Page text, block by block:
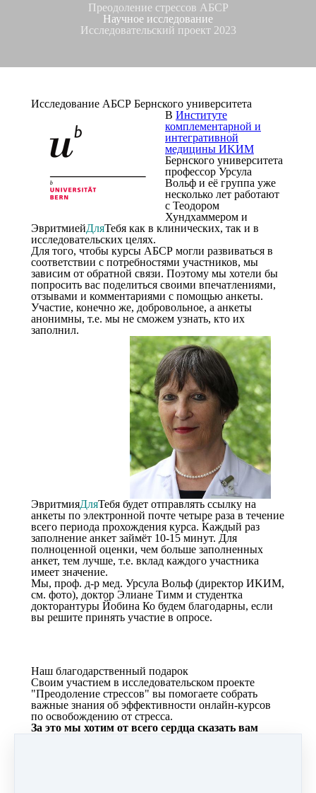
Преодоление стрессов АБСР
Научное исследование
Исследовательский проект 2023
Исследование АБСР Бернского университета
В Институте
комплементарной и
интегративной
медицины ИKИM
Бернского университета
профессор Урсула
Вольф и её группа уже
несколько лет работают
с Теодором
Хундхаммером и
ЭвритмиейДляТебя как в клинических, так и в
исследовательских целях.
Для того, чтобы курсы АБСР могли развиваться в
соответствии с потребностями участников, мы
зависим от обратной связи. Поэтому мы хотели бы
попросить вас поделиться своими впечатлениями,
отзывами и комментариями с помощью анкеты.
Участие, конечно же, добровольное, а анкеты
анонимны, т.е. мы не сможем узнать, кто их
заполнил.
ЭвритмияДляТебя будет отправлять ссылку на
анкеты по электронной почте четыре раза в течение
всего периода прохождения курса. Каждый раз
заполнение анкет займёт 10-15 минут. Для
полноценной оценки, чем больше заполненных
анкет, тем лучше, т.е. вклад каждого участника
имеет значение.
Мы, проф. д-р мед. Урсула Вольф (директор ИKИM,
см. фото), доктор Элиане Тимм и студентка
докторантуры Йобина Ко будем благодарны, если
вы решите принять участие в опросе.
Наш благодарственный подарок
Своим участием в исследовательском проекте
"Преодоление стрессов" вы помогаете собрать
важные знания об эффективности онлайн-курсов
по освобождению от стресса.
За это мы хотим от всего сердца сказать вам